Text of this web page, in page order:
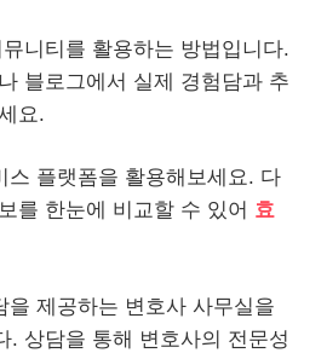
뮤니티를 활용하는 방법입니다.
블로그에서 실제 경험담과 추
요.
스 플랫폼을 활용해보세요. 다
를 한눈에 비교할 수 있어 효
을 제공하는 변호사 사무실을
. 상담을 통해 변호사의 전문성